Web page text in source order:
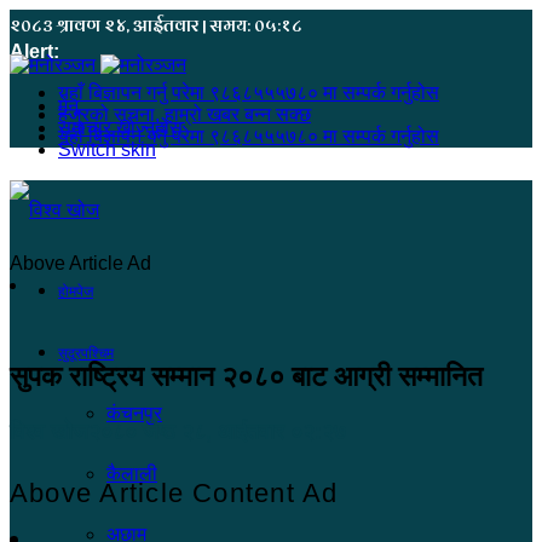
२०८३ श्रावण २४, आईतवार | समय: ०५:१८
Alert:
यहाँ बिज्ञापन गर्नु परेमा ९८६८५५५७८० मा सम्पर्क गर्नुहोस
हजुरको सूचना, हाम्रो खबर बन्न सक्छ
यहाँ बिज्ञापन गर्नु परेमा ९८६८५५५७८० मा सम्पर्क गर्नुहोस
मेनू
समाचार खोज्नुहोस्
Switch skin
होमपेज
सुदूरपश्चिम
कंचनपुर
कैलाली
अछाम
Above Article Ad
सुपक राष्ट्रिय सम्मान २०८० बाट आग्री सम्मानित
२०८० जेष्ठ २८, आईतवार ०२:२७
Above Article Content Ad